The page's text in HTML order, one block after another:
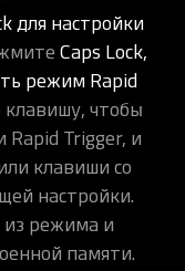
для настройки
Caps Lock,
режим Rapid
чтобы
Trigger, и
клавиши со
настройки.
из режима и
памяти.